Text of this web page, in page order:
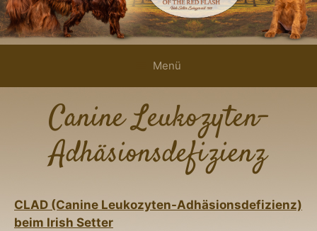
Menü
Canine Leukozyten-
Adhäsionsdefizienz
CLAD (Canine Leukozyten-Adhäsionsdefizienz)
beim Irish Setter